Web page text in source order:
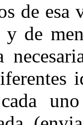
de esa
de